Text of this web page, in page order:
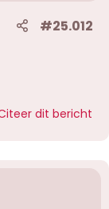
#25.012
dit bericht